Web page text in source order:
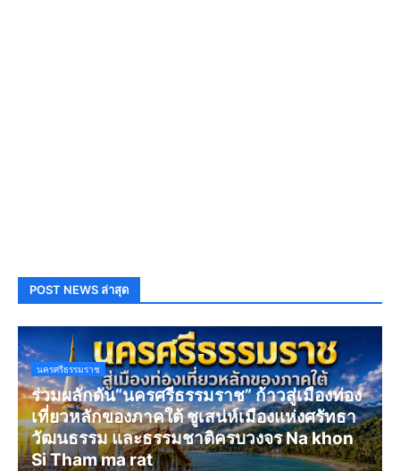
POST NEWS ล่าสุด
นครศรีธรรมราช
ร่วมผลักดัน“นครศรีธรรมราช” ก้าวสู่เมืองท่อง
เที่ยวหลักของภาคใต้ ชูเสน่ห์เมืองแห่งศรัทธา
วัฒนธรรม และธรรมชาติครบวงจร Na khon
Si Tham ma rat